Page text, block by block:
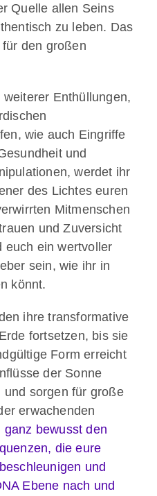
Quelle allen Seins
zu leben. Das
den großen
Enthüllungen,
wie auch Eingriffe
und
werdet ihr
des Lichtes euren
Mitmenschen
und Zuversicht
euch ein wertvoller
sein, wie ihr in
könnt.
ihre transformative
fortsetzen, bis sie
Form erreicht
der Sonne
und sorgen für große
erwachenden
ganz bewusst den
die eure
und
Ebene nach und